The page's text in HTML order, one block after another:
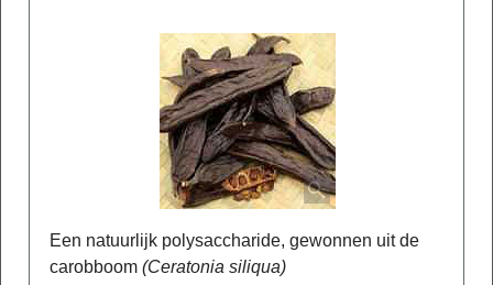
Een natuurlijk polysaccharide, gewonnen uit de
carobboom (Ceratonia siliqua)